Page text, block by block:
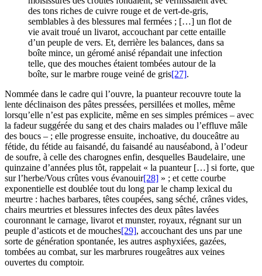
des tons riches de cuivre rouge et de vert-de-gris,
semblables à des blessures mal fermées ; […] un flot de
vie avait troué un livarot, accouchant par cette entaille
d’un peuple de vers. Et, derrière les balances, dans sa
boîte mince, un géromé anisé répandait une infection
telle, que des mouches étaient tombées autour de la
boîte, sur le marbre rouge veiné de gris[27].
Nommée dans le cadre qui l’ouvre, la puanteur recouvre toute la
lente déclinaison des pâtes pressées, persillées et molles, même
lorsqu’elle n’est pas explicite, même en ses simples prémices – avec
la fadeur suggérée du sang et des chairs malades ou l’effluve mâle
des boucs – ; elle progresse ensuite, inchoative, du douceâtre au
fétide, du fétide au faisandé, du faisandé au nauséabond, à l’odeur
de soufre, à celle des charognes enfin, desquelles Baudelaire, une
quinzaine d’années plus tôt, rappelait « la puanteur […] si forte, que
sur l’herbe/Vous crûtes vous évanouir[28] » ; et cette courbe
exponentielle est doublée tout du long par le champ lexical du
meurtre : haches barbares, têtes coupées, sang séché, crânes vides,
chairs meurtries et blessures infectes des deux pâtes lavées
couronnant le carnage, livarot et munster, royaux, régnant sur un
peuple d’asticots et de mouches[29], accouchant des uns par une
sorte de génération spontanée, les autres asphyxiées, gazées,
tombées au combat, sur les marbrures rougeâtres aux veines
ouvertes du comptoir.